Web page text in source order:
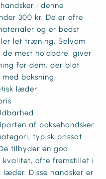
i denne
300 kr. De er ofte
og er bedst
let træning. Selvom
mest holdbare, giver
for dem, der blot
boksning.
læder
af boksehandsker
typisk prissat
tilbyder en god
kvalitet, ofte fremstillet i
Disse handsker er